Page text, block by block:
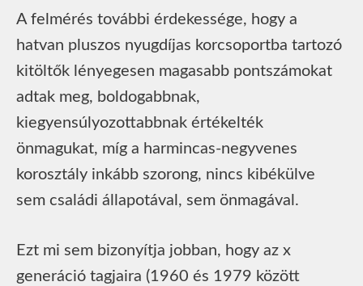
A felmérés további érdekessége, hogy a
hatvan pluszos nyugdíjas korcsoportba tartozó
kitöltők lényegesen magasabb pontszámokat
adtak meg, boldogabbnak,
kiegyensúlyozottabbnak értékelték
önmagukat, míg a harmincas-negyvenes
korosztály inkább szorong, nincs kibékülve
sem családi állapotával, sem önmagával.
Ezt mi sem bizonyítja jobban, hogy az x
generáció tagjaira (1960 és 1979 között